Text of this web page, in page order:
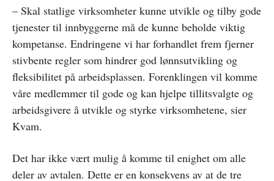
– Skal statlige virksomheter kunne utvikle og tilby gode
tjenester til innbyggerne må de kunne beholde viktig
kompetanse. Endringene vi har forhandlet frem fjerner
stivbente regler som hindrer god lønnsutvikling og
fleksibilitet på arbeidsplassen. Forenklingen vil komme
våre medlemmer til gode og kan hjelpe tillitsvalgte og
arbeidsgivere å utvikle og styrke virksomhetene, sier
Kvam.
Det har ikke vært mulig å komme til enighet om alle
deler av avtalen. Dette er en konsekvens av at de tre